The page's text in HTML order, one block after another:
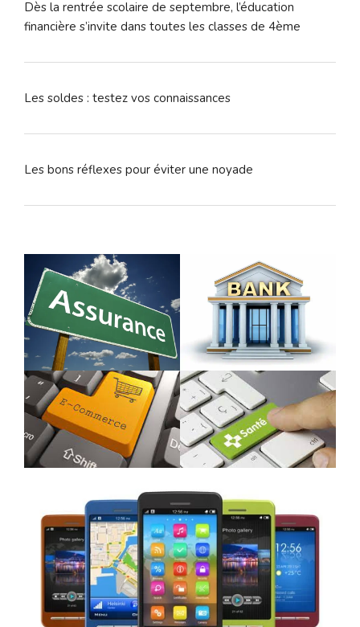
Dès la rentrée scolaire de septembre, l’éducation
financière s’invite dans toutes les classes de 4ème
Les soldes : testez vos connaissances
Les bons réflexes pour éviter une noyade